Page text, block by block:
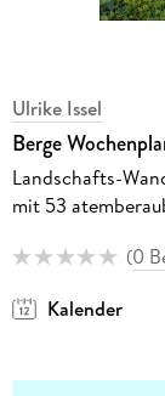
Ulrike Issel
Berge
Landschafts-
mit 53
(0
Kalender